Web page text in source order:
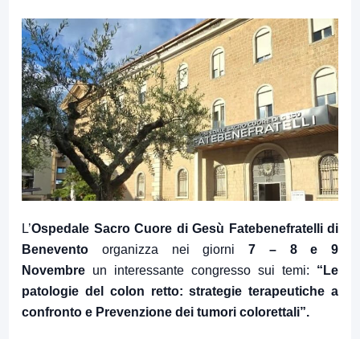
L’Ospedale Sacro Cuore di Gesù Fatebenefratelli di
Benevento
organizza nei giorni
7 – 8 e 9
Novembre un interessante congresso sui temi:
“Le
patologie del colon retto: strategie terapeutiche a
confronto e Prevenzione dei tumori colorettali”.